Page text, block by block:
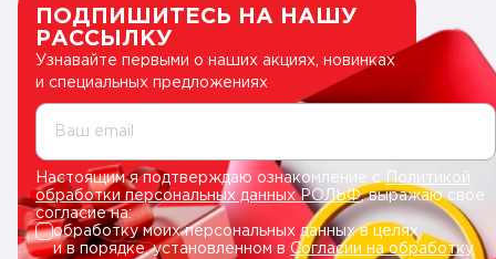
ПОДПИШИТЕСЬ НА НАШУ
РАССЫЛКУ
Узнавайте первыми о наших акциях, новинках
и специальных предложениях
Ваш email
Настоящим я подтверждаю ознакомление сПолитикой
обработки персональных данных РОЛЬФ, выражаю свое
согласие на:
обработку моих персональных данных в целях
и в порядке, установленном в Согласии на обработку